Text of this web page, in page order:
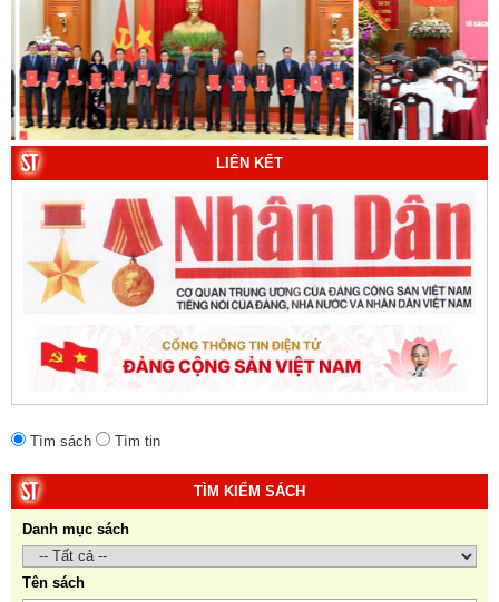
thể tác giả.
9. Đường Hồ Chí Minh trên biển - Bản hùng ca bất diệt
của dân tộc Việt Nam. Tác giả: TS. Vũ Trọng Hùng
(Viện Lịch sử Đảng).
10. Một vành đai, một con đường: Hành trình dài của
Trung Quốc đến năm 2049 (Sách tham khảo).
giả:Michael H. Glantz, Robert J. Ross và Gavin G.
Daugherty (Đồng tác giả).
LIÊN KẾT
Tìm sách Tìm tin
TÌM KIẾM SÁCH
Danh mục sách
Tên sách